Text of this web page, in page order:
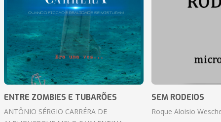
ENTRE ZOMBIES E TUBARÕES
ANTÔNIO SÉRGIO CARRÉRA DE
SEM RODEIOS
Roque Aloisio